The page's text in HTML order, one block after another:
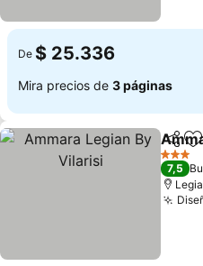
De $ 25.336
Mira precios de 3 páginas
3
7,5